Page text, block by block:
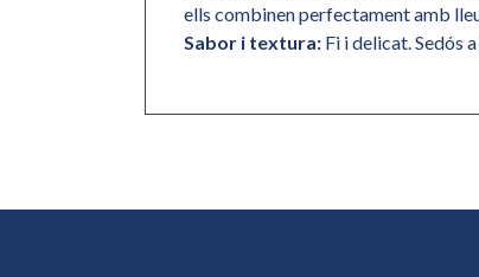
ells combinen perfectament amb
Sabor i textura: Fi i delicat. Sedós